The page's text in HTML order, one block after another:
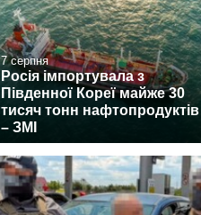
7 серпня
Росія імпортувала з
Південної Кореї майже 30
тисяч тонн нафтопродуктів
– ЗМІ